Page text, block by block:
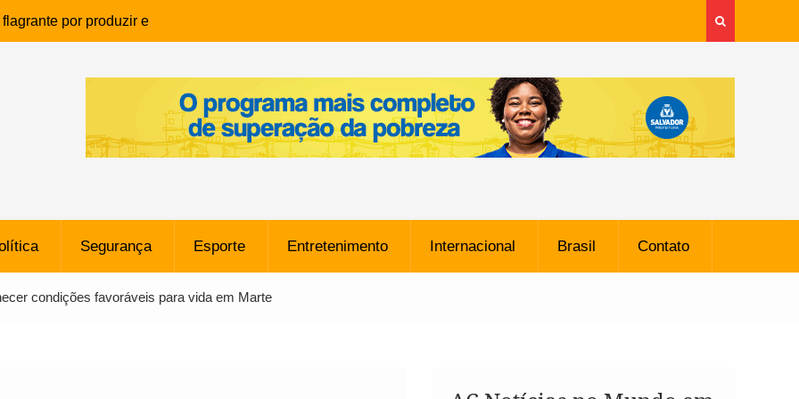
por produzir e
infantil em Eunápolis
morreu após ataque
sem restrições e pode
o Vasco
SpaceX Colide com a Lua
Metros, Afirma a Nasa
Segurança Esporte Entretenimento Internacional Brasil Contato
condições favoráveis para vida em Marte